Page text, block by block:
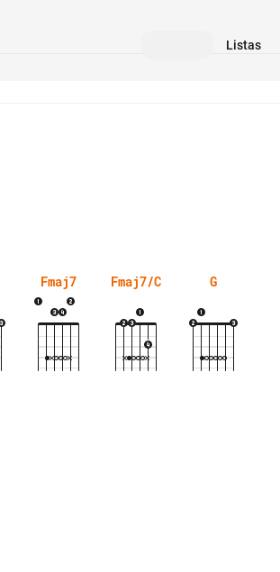
Listas
Fmaj7 Fmaj7/C G